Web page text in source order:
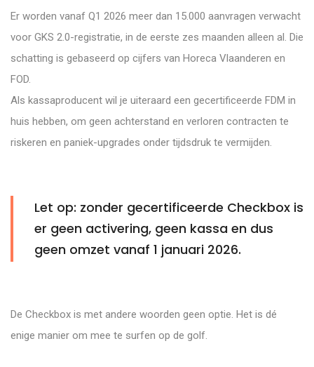
Er worden vanaf Q1 2026 meer dan 15.000 aanvragen verwacht
voor GKS 2.0-registratie, in de eerste zes maanden alleen al. Die
schatting is gebaseerd op cijfers van Horeca Vlaanderen en
FOD.
Als kassaproducent wil je uiteraard een gecertificeerde FDM in
huis hebben, om geen achterstand en verloren contracten te
riskeren en paniek-upgrades onder tijdsdruk te vermijden.
Let op: zonder gecertificeerde Checkbox is
er geen activering, geen kassa en dus
geen omzet vanaf 1 januari 2026.
De Checkbox is met andere woorden geen optie. Het is dé
enige manier om mee te surfen op de golf.